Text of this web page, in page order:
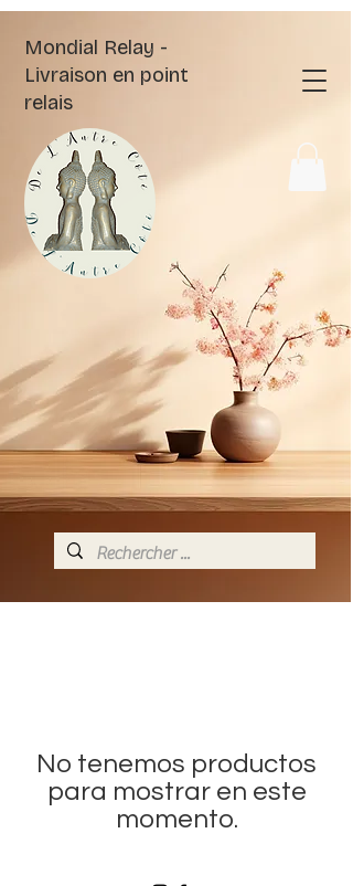
Mondial Relay -
Livraison en point
relais
No tenemos productos
para mostrar en este
momento.